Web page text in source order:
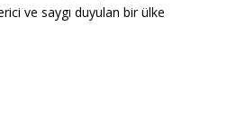
ve saygı duyulan bir ülke